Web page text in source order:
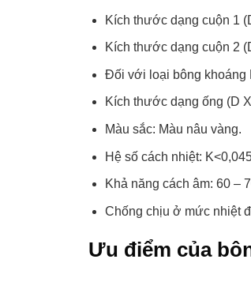
Kích thước dạng cuộn 1
Kích thước dạng cuộn 2
Đối với loại bông khoáng
Kích thước dạng ống (D
Màu sắc: Màu nâu vàng.
Hệ số cách nhiệt:
Khả năng cách âm: 60 –
Chống chịu ở mức nhiệt
Ưu điểm của